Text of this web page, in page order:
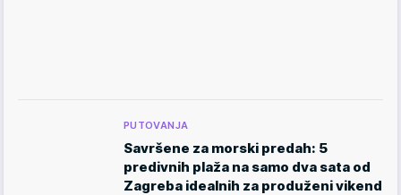
PUTOVANJA
Savršene za morski predah: 5
predivnih plaža na samo dva sata od
Zagreba idealnih za produženi vikend